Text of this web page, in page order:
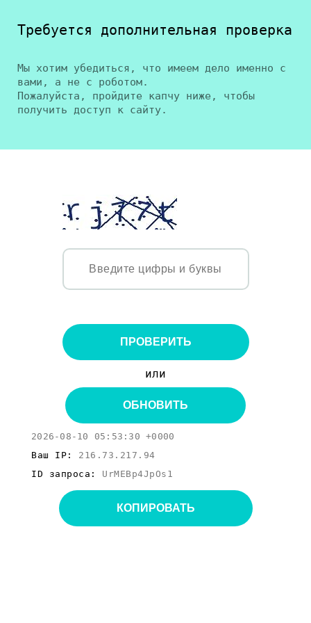
Требуется дополнительная проверка
Мы хотим убедиться, что имеем дело именно с
вами, а не с роботом.
Пожалуйста, пройдите капчу ниже, чтобы
получить доступ к сайту.
ПРОВЕРИТЬ
или
ОБНОВИТЬ
2026-08-10 05:53:30 +0000
Ваш IP: 216.73.217.94
ID запроса: UrMEBp4JpOs1
КОПИРОВАТЬ